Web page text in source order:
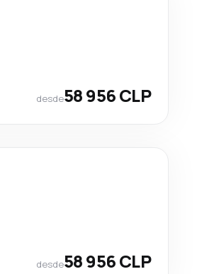
desde58 956 CLP
desde58 956 CLP